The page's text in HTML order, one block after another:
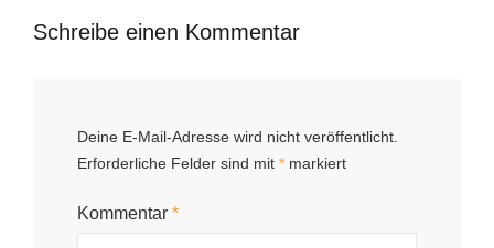
Schreibe einen Kommentar
Deine E-Mail-Adresse wird nicht veröffentlicht.
Erforderliche Felder sind mit * markiert
Kommentar *